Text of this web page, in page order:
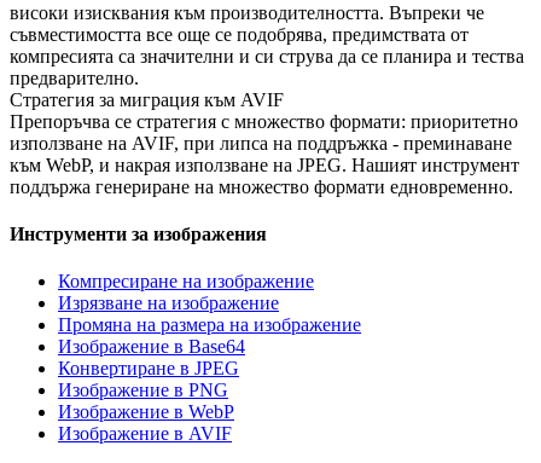
високи изисквания към производителността. Въпреки че
съвместимостта все още се подобрява, предимствата от
компресията са значителни и си струва да се планира и тества
предварително.
Стратегия за миграция към AVIF
Препоръчва се стратегия с множество формати: приоритетно
използване на AVIF, при липса на поддръжка - преминаване
към WebP, и накрая използване на JPEG. Нашият инструмент
поддържа генериране на множество формати едновременно.
Инструменти за изображения
Компресиране на изображение
Изрязване на изображение
Промяна на размера на изображение
Изображение в Base64
Конвертиране в JPEG
Изображение в PNG
Изображение в WebP
Изображение в AVIF